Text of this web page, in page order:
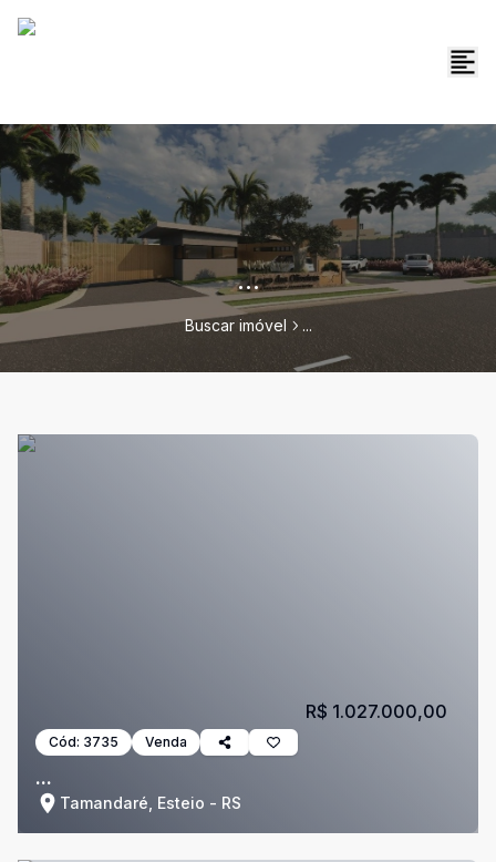
...
Buscar imóvel ...
Cód: 3735 Venda
...
Tamandaré, Esteio - RS
R$ 1.027.000,00